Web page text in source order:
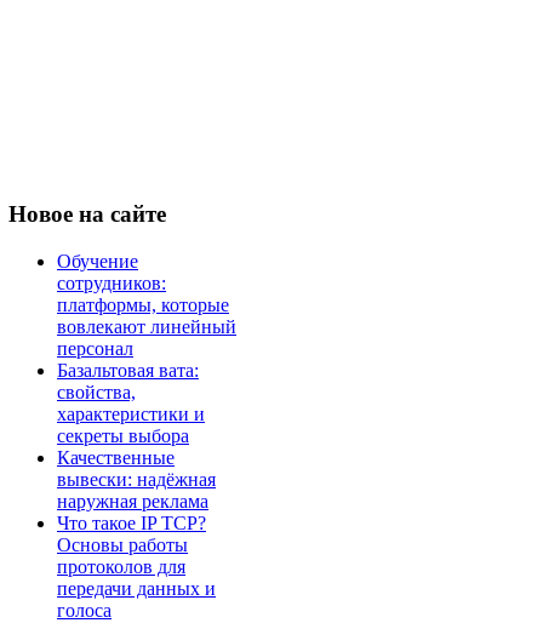
Новое на сайте
Обучение
сотрудников:
платформы, которые
вовлекают линейный
персонал
Базальтовая вата:
свойства,
характеристики и
секреты выбора
Качественные
вывески: надёжная
наружная реклама
Что такое IP TCP?
Основы работы
протоколов для
передачи данных и
голоса